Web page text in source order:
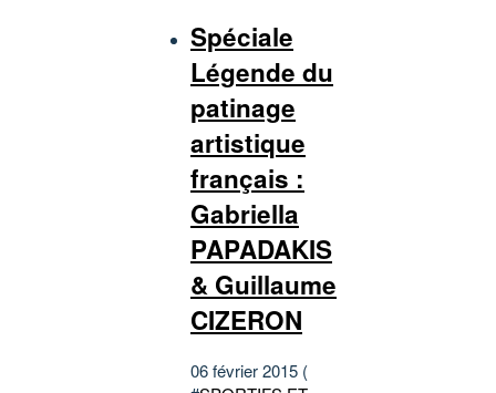
Spéciale
Légende du
patinage
artistique
français :
Gabriella
PAPADAKIS
& Guillaume
CIZERON
06 février 2015 (